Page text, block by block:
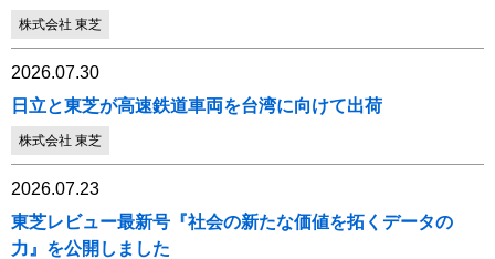
株式会社 東芝
2026.07.30
日立と東芝が高速鉄道車両を台湾に向けて出荷
株式会社 東芝
2026.07.23
東芝レビュー最新号『社会の新たな価値を拓くデータの
力』を公開しました